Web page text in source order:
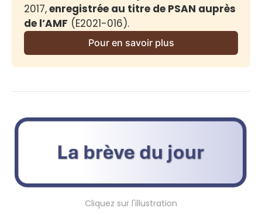
2017, enregistrée au titre de PSAN auprès
de l’AMF (E2021-016).
Pour en savoir plus
Cliquez sur l'illustration